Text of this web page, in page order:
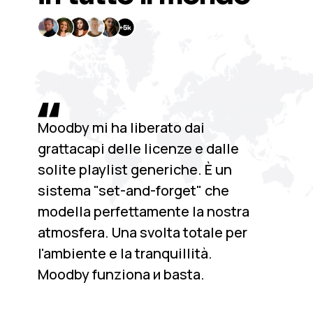
Moodby mi ha liberato dai
grattacapi delle licenze e dalle
solite playlist generiche. È un
sistema "set-and-forget" che
modella perfettamente la nostra
atmosfera. Una svolta totale per
l'ambiente e la tranquillità.
Moodby funziona и basta.